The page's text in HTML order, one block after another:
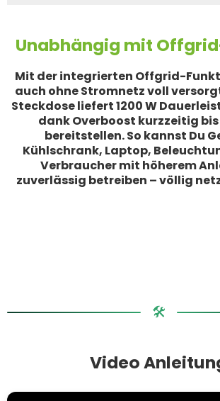
Unabhängig mit
Mit der integrierten Offgrid-
auch ohne Stromnetz voll
Steckdose liefert 1200 W
dank Overboost kurzzeitig bis
bereitstellen. So kannst Du
Kühlschrank, Laptop,
Verbraucher mit höherem
zuverlässig betreiben – völlig
🛠️
Video